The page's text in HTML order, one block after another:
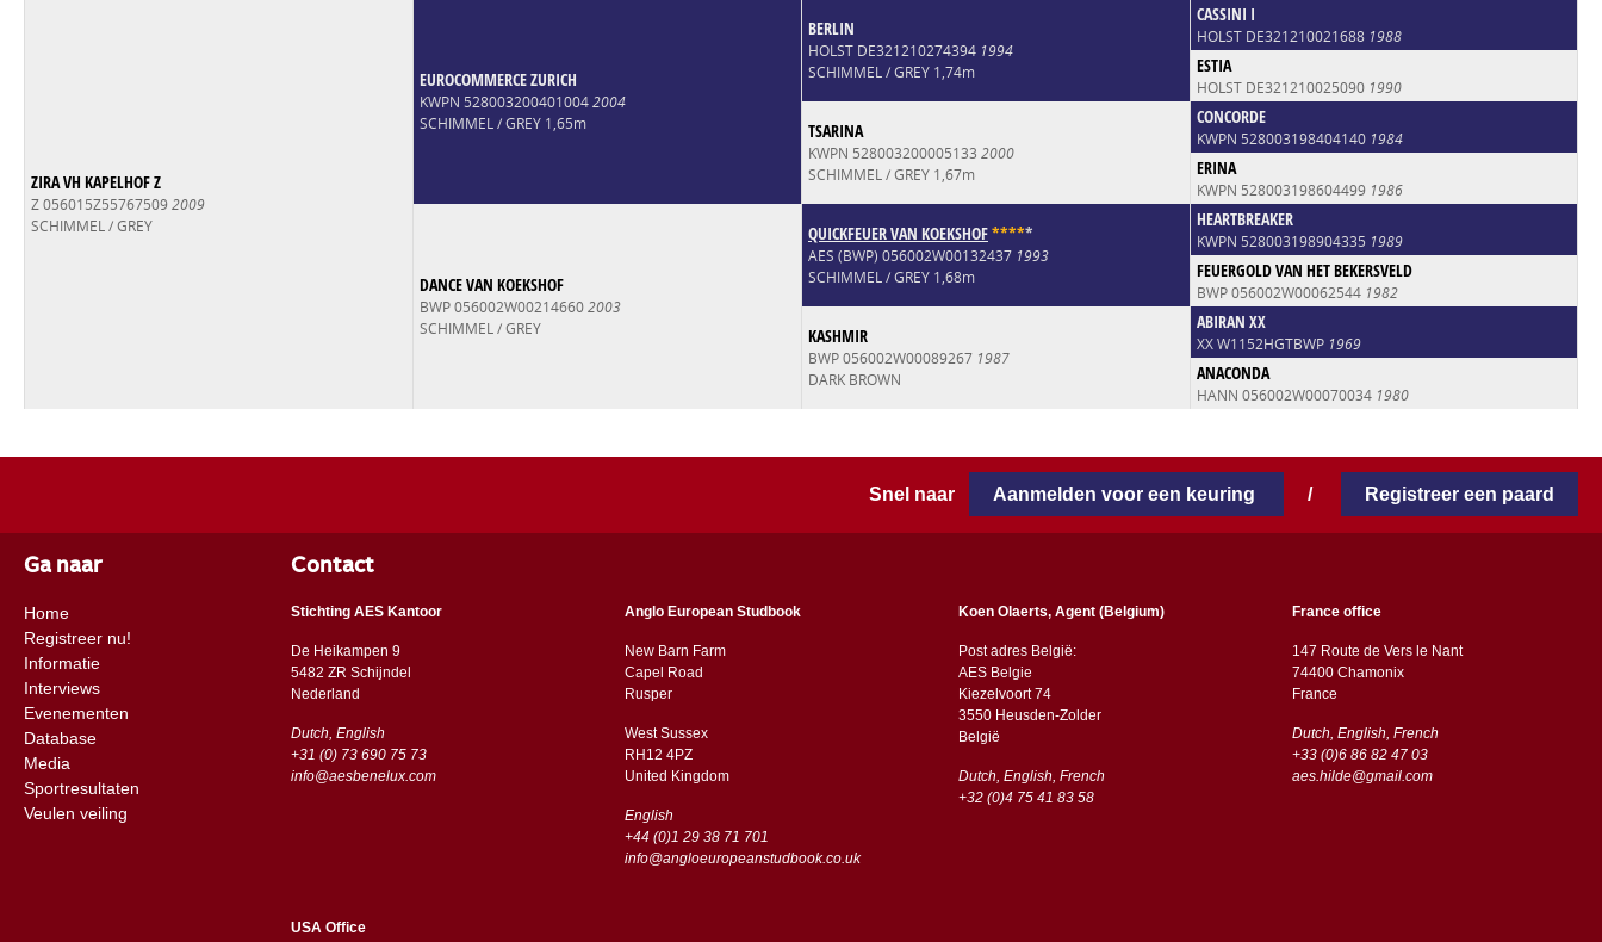
ZIRA VH KAPELHOF Z
Z 056015Z557675092009
SCHIMMEL / GREY
EUROCOMMERCE ZURICH
KWPN 5280032004010042004
SCHIMMEL / GREY 1,65m
BERLIN
HOLST DE321210274394 1994
SCHIMMEL / GREY 1,74m
CASSINI I
HOLST DE321210021688 1988
ESTIA
HOLST DE321210025090 1990
TSARINA
KWPN 528003200005133 2000
SCHIMMEL / GREY 1,67m
CONCORDE
KWPN 528003198404140 1984
ERINA
KWPN 528003198604499 1986
DANCE VAN KOEKSHOF
BWP 056002W002146602003
SCHIMMEL / GREY
QUICKFEUER VAN KOEKSHOF*****
AES (BWP) 056002W00132437 1993
SCHIMMEL / GREY 1,68m
HEARTBREAKER
KWPN 528003198904335 1989
FEUERGOLD VAN HET BEKERSVELD
BWP 056002W00062544 1982
KASHMIR
BWP 056002W00089267 1987
DARK BROWN
ABIRAN XX
XX W1152HGTBWP 1969
ANACONDA
HANN 056002W00070034 1980
Snel naar Aanmelden voor een keuring / Registreer een paard
Ga naar
Home
Registreer nu!
Informatie
Interviews
Evenementen
Database
Media
Sportresultaten
Veulen veiling
Contact
Stichting AES Kantoor
De Heikampen 9
5482 ZR Schijndel
​​Nederland
Dutch, English
+31 (0) 73 690 75 73
info@aesbenelux.com
Anglo European Studbook
New Barn Farm
Capel Road
​​Rusper
West Sussex
RH12 4PZ
​​United Kingdom
English
+44 (0)1 29 38 71 701
info@angloeuropeanstudbook.co.uk
Koen Olaerts, Agent (Belgium)
Post adres België:
AES Belgie
Kiezelvoort 74
3550 Heusden-Zolder
België
Dutch, English, French
+32 (0)4 75 41 83 58
France office
147 Route de Vers le Nant
74400 Chamonix
France
Dutch, English, French
+33 (0)6 86 82 47 03
aes.hilde@gmail.com
USA Office